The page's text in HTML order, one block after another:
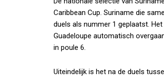
Caribbean Cup. Suriname die
duels als nummer 1 geplaatst.
Guadeloupe automatisch
in poule 6.
Uiteindelijk is het na de duels